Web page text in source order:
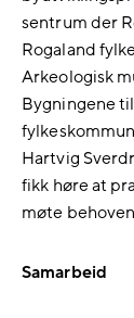
sentrum der
Rogaland
Arkeologisk
Bygningene
Hartvig
fikk høre at
møte
Samarbeid